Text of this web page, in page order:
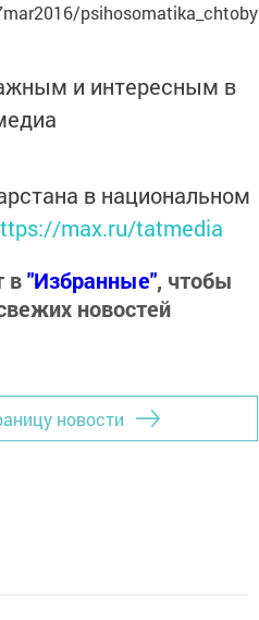
psihosomatika_chtoby
и интересным в
в национальном
max.ru/tatmedia
в"Избранные", чтобы
новостей
новости